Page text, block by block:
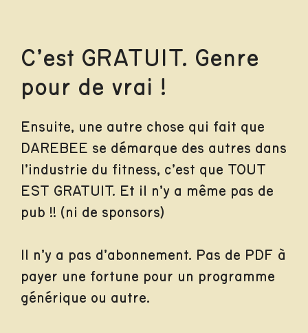
C’est GRATUIT. Genre
pour de vrai !
Ensuite, une autre chose qui fait que
DAREBEE se démarque des autres dans
l’industrie du fitness, c’est que TOUT
EST GRATUIT. Et il n’y a même pas de
pub !! (ni de sponsors)
Il n’y a pas d’abonnement. Pas de PDF à
payer une fortune pour un programme
générique ou autre.